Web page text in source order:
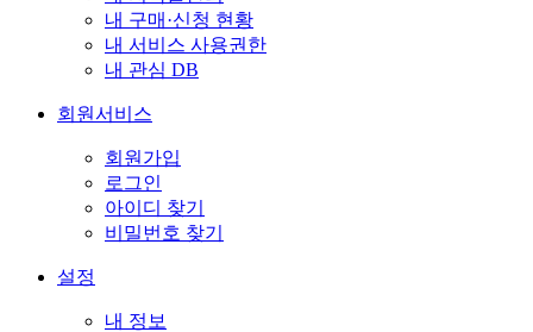
내 구매·신청 현황
내 서비스 사용권한
내 관심 DB
회원서비스
회원가입
로그인
아이디 찾기
비밀번호 찾기
설정
내 정보